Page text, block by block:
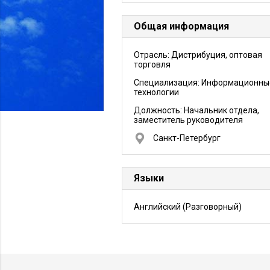
Общая информация
Отрасль: Дистрибуция, оптовая
торговля
Специализация:
технологии
Должность: Начальник отдела,
заместитель руководителя
Санкт-Петербург
Языки
Английский (Разговорный)